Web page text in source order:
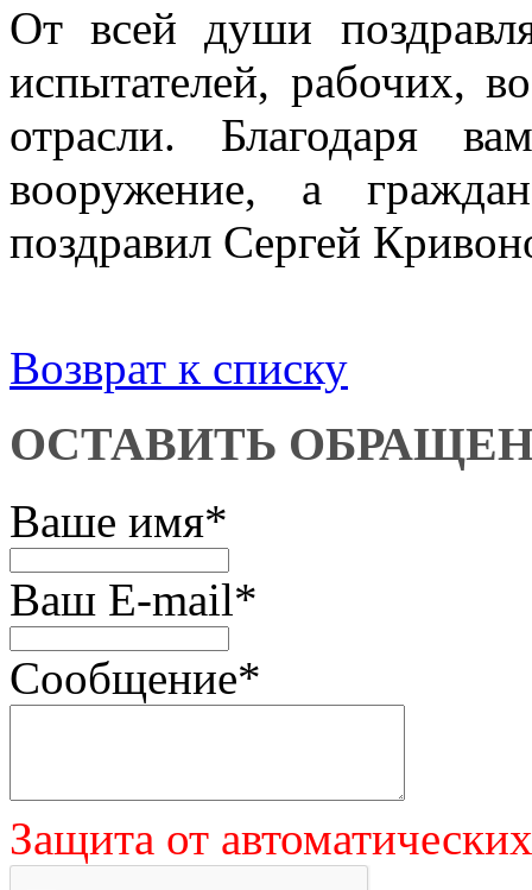
От всей души
испытателей, рабочих,
отрасли. Благодаря
вооружение, а
поздравил Сергей
Возврат к списку
ОСТАВИТЬ
Ваше имя*
Ваш E-mail*
Сообщение*
Защита от